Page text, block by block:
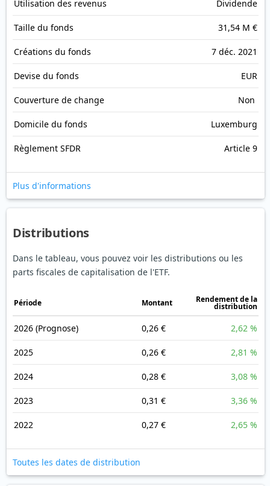
Utilisation des revenus Dividende
Taille du fonds 31,54 M €
Créations du fonds 7 déc. 2021
Devise du fonds EUR
Couverture de change Non
Domicile du fonds Luxemburg
Règlement SFDR Article 9
Plus d'informations
Distributions
Dans le tableau, vous pouvez voir les distributions ou les
parts fiscales de capitalisation de l'ETF.
Période Montant Rendement de la
distribution
2026 (Prognose) 0,26 € 2,62 %
2025 0,26 € 2,81 %
2024 0,28 € 3,08 %
2023 0,31 € 3,36 %
2022 0,27 € 2,65 %
Toutes les dates de distribution